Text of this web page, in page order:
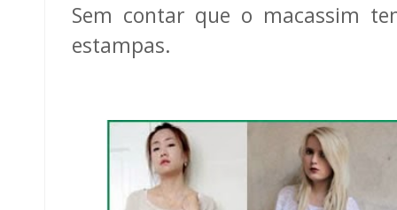
Sem contar que o macassim
estampas.